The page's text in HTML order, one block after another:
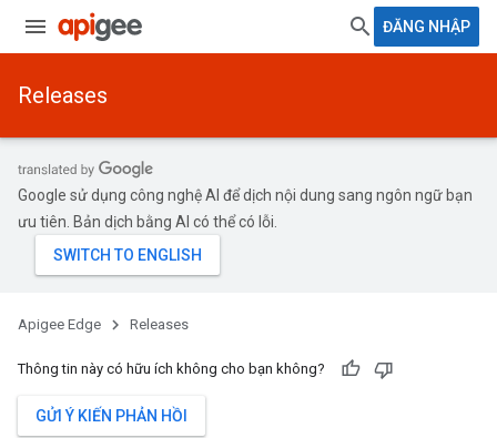
ĐĂNG NHẬP
Releases
Google sử dụng công nghệ AI để dịch nội dung sang ngôn ngữ bạn
ưu tiên. Bản dịch bằng AI có thể có lỗi.
Apigee Edge Releases
Thông tin này có hữu ích không cho bạn không?
GỬI Ý KIẾN PHẢN HỒI